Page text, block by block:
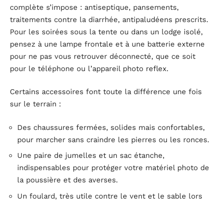
complète s’impose : antiseptique, pansements,
traitements contre la diarrhée, antipaludéens prescrits.
Pour les soirées sous la tente ou dans un lodge isolé,
pensez à une lampe frontale et à une batterie externe
pour ne pas vous retrouver déconnecté, que ce soit
pour le téléphone ou l’appareil photo reflex.
Certains accessoires font toute la différence une fois
sur le terrain :
Des chaussures fermées, solides mais confortables,
pour marcher sans craindre les pierres ou les ronces.
Une paire de jumelles et un sac étanche,
indispensables pour protéger votre matériel photo de
la poussière et des averses.
Un foulard, très utile contre le vent et le sable lors